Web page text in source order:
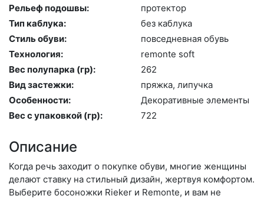
Рельеф подошвы:
про­тек­тор
Тип каблука:
без каб­лу­ка
Стиль обуви:
пов­седнев­ная обувь
Технология:
re­mon­te soft
Вес полупарка (гр):
262
Вид застежки:
пряж­ка, ли­пуч­ка
Особенности:
Де­кора­тив­ные эле­мен­ты
Вес с упаковкой (гр):
722
Описание
Когда речь заходит о покупке обуви, многие женщины
делают ставку на стильный дизайн, жертвуя комфортом.
Выберите бо­сонож­ки Rieker и Remonte, и вам не